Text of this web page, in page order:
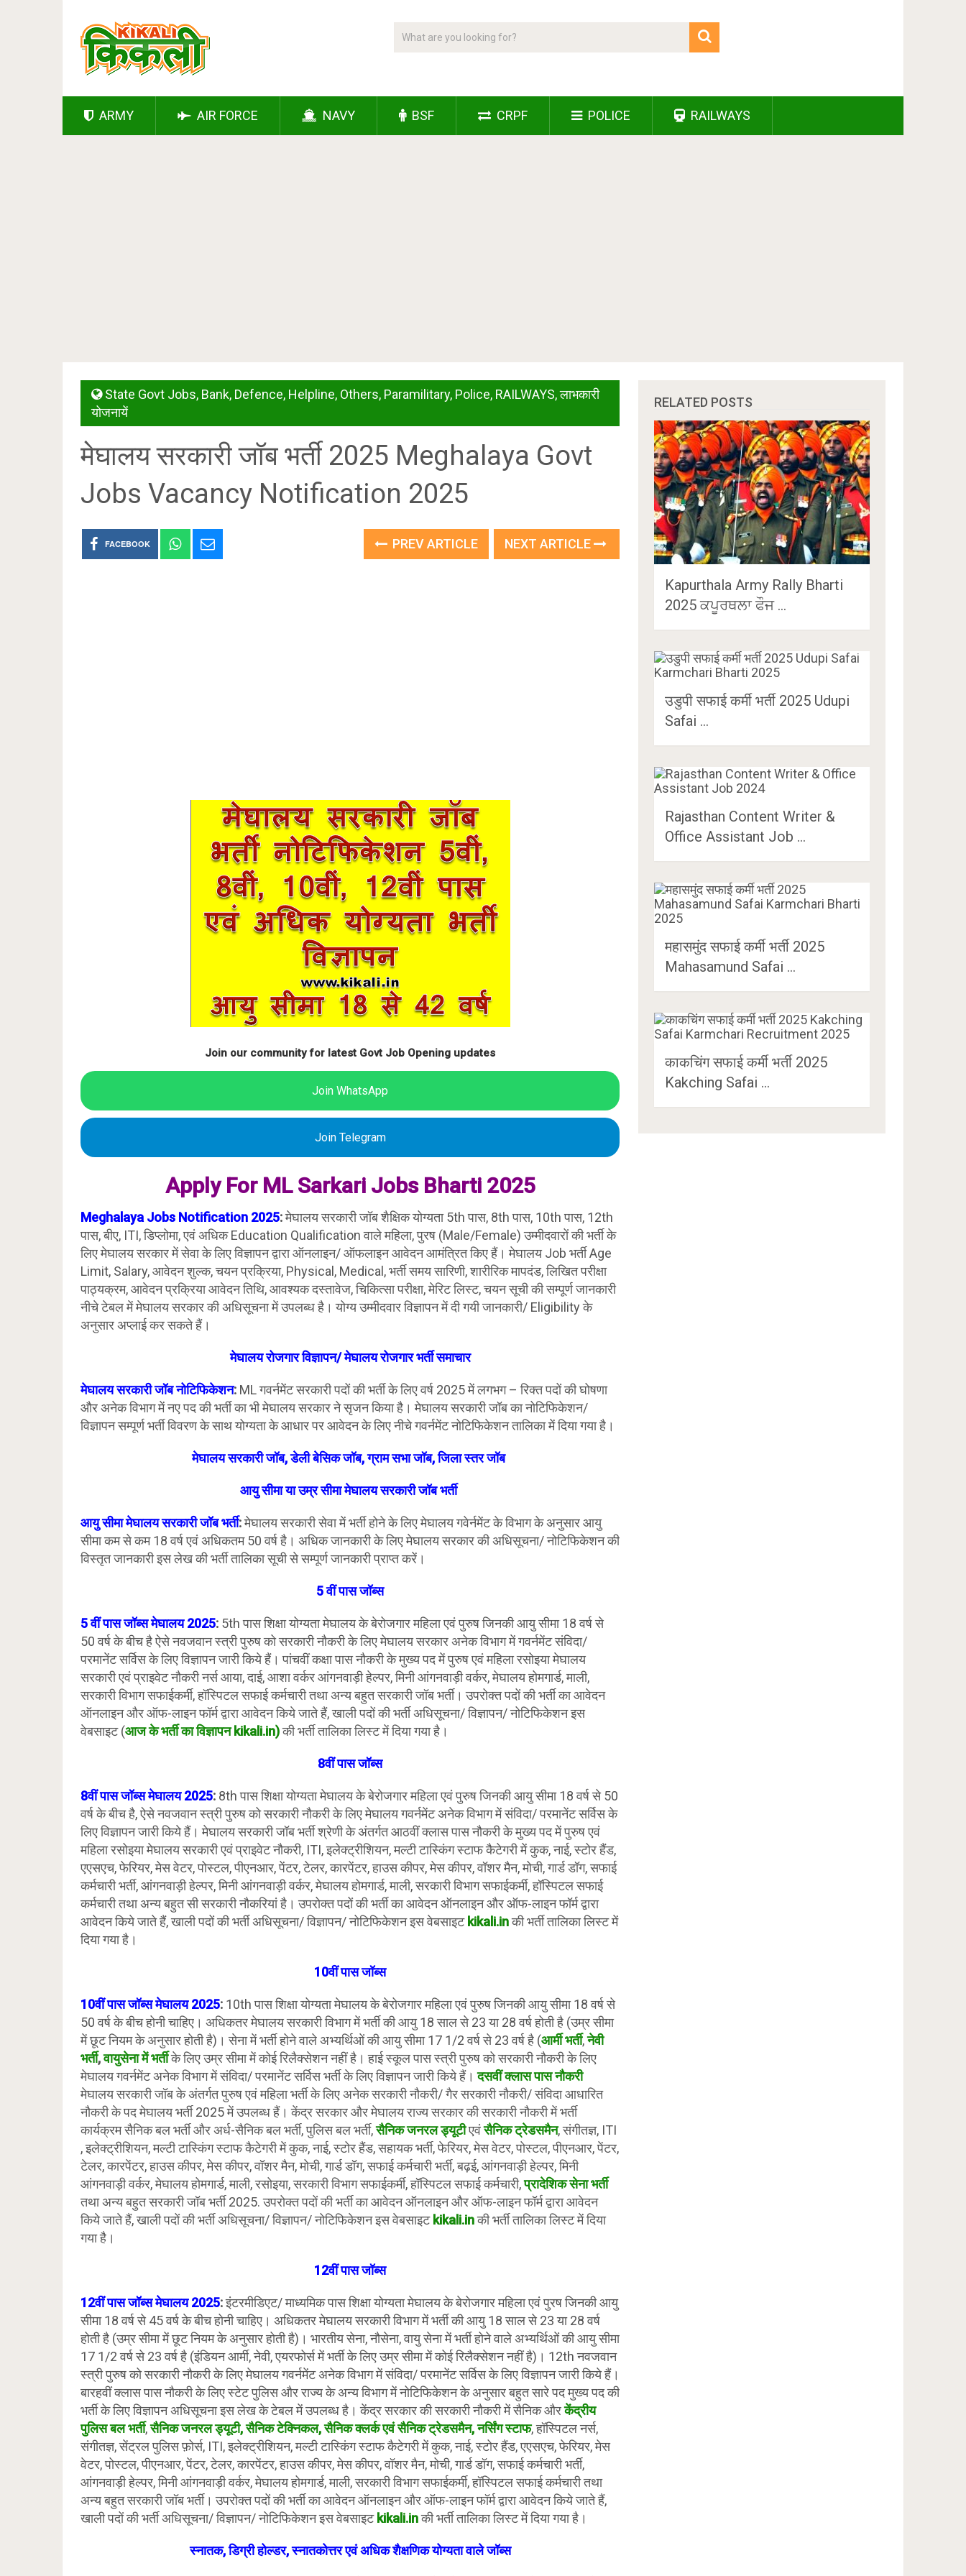
ARMY AIR FORCE NAVY BSF CRPF POLICE RAILWAYS
State Govt Jobs, Bank, Defence, Helpline, Others, Paramilitary, Police, RAILWAYS,लाभकारी
योजनायें
मेघालय सरकारी जॉब भर्ती 2025 Meghalaya Govt
Jobs Vacancy Notification 2025
FACEBOOK PREV ARTICLE NEXT ARTICLE
Join our community for latest Govt Job Opening updates
Join WhatsApp
Join Telegram
Apply For ML Sarkari Jobs Bharti 2025
Meghalaya Jobs Notification 2025:मेघालय सरकारी जॉब शैक्षिक योग्यता 5th पास, 8th पास, 10th पास, 12th
पास, बीए, ITI, डिप्लोमा, एवं अधिक Education Qualification वाले महिला, पुरष (Male/Female) उम्मीदवारों की भर्ती के
लिए मेघालय सरकार में सेवा के लिए विज्ञापन द्वारा ऑनलाइन/ ऑफलाइन आवेदन आमंत्रित किए हैं। मेघालय Job भर्ती Age
Limit, Salary, आवेदन शुल्क, चयन प्रक्रिया, Physical, Medical, भर्ती समय सारिणी, शारीरिक मापदंड, लिखित परीक्षा
पाठ्यक्रम, आवेदन प्रक्रिया आवेदन तिथि, आवश्यक दस्तावेज, चिकित्सा परीक्षा, मेरिट लिस्ट, चयन सूची की सम्पूर्ण जानकारी
नीचे टेबल में मेघालय सरकार की अधिसूचना में उपलब्ध है। योग्य उम्मीदवार विज्ञापन में दी गयी जानकारी/ Eligibility के
अनुसार अप्लाई कर सकते हैं।
मेघालय रोजगार विज्ञापन/मेघालय रोजगार भर्ती समाचार
मेघालयसरकारी जॉब नोटिफिकेशन: ML गवर्नमेंट सरकारी पदों की भर्ती के लिए वर्ष 2025 में लगभग – रिक्त पदों की घोषणा
और अनेक विभाग में नए पद की भर्ती का भी मेघालय सरकार ने सृजन किया है। मेघालय सरकारी जॉब का नोटिफिकेशन/
विज्ञापन सम्पूर्ण भर्ती विवरण के साथ योग्यता के आधार पर आवेदन के लिए नीचे गवर्नमेंट नोटिफिकेशन तालिका में दिया गया है।
मेघालयसरकारी जॉब, डेली बेसिक जॉब, ग्राम सभा जॉब, जिला स्तर जॉब
आयु सीमा या उम्र सीमामेघालयसरकारी जॉब भर्ती
आयु सीमामेघालयसरकारी जॉब भर्ती:मेघालय सरकारी सेवा में भर्ती होने के लिए मेघालय गवेर्नमेंट के विभाग के अनुसार आयु
सीमा कम से कम 18 वर्ष एवं अधिकतम 50 वर्ष है। अधिक जानकारी के लिए मेघालय सरकार की अधिसूचना/ नोटिफिकेशन की
विस्तृत जानकारी इस लेख की भर्ती तालिका सूची से सम्पूर्ण जानकारी प्राप्त करें।
5 वीं पास जॉब्स
5 वीं पास जॉब्समेघालय2025: 5th पास शिक्षा योग्यता मेघालय के बेरोजगार महिला एवं पुरुष जिनकी आयु सीमा 18 वर्ष से
50 वर्ष के बीच है ऐसे नवजवान स्त्री पुरुष को सरकारी नौकरी के लिए मेघालय सरकार अनेक विभाग में गवर्नमेंट संविदा/
परमानेंट सर्विस के लिए विज्ञापन जारी किये हैं। पांचवीं कक्षा पास नौकरी के मुख्य पद में पुरुष एवं महिला रसोइया मेघालय
सरकारी एवं प्राइवेट नौकरी नर्स आया, दाई, आशा वर्कर आंगनवाड़ी हेल्पर, मिनी आंगनवाड़ी वर्कर, मेघालय होमगार्ड, माली,
सरकारी विभाग सफाईकर्मी, हॉस्पिटल सफाई कर्मचारी तथा अन्य बहुत सरकारी जॉब भर्ती। उपरोक्त पदों की भर्ती का आवेदन
ऑनलाइन और ऑफ-लाइन फॉर्म द्वारा आवेदन किये जाते हैं, खाली पदों की भर्ती अधिसूचना/ विज्ञापन/ नोटिफिकेशन इस
वेबसाइट (आज के भर्ती का विज्ञापन kikali.in)की भर्ती तालिका लिस्ट में दिया गया है।
8वीं पास जॉब्स
8वीं पास जॉब्समेघालय2025: 8th पास शिक्षा योग्यता मेघालय के बेरोजगार महिला एवं पुरुष जिनकी आयु सीमा 18 वर्ष से 50
वर्ष के बीच है, ऐसे नवजवान स्त्री पुरुष को सरकारी नौकरी के लिए मेघालय गवर्नमेंट अनेक विभाग में संविदा/ परमानेंट सर्विस के
लिए विज्ञापन जारी किये हैं। मेघालय सरकारी जॉब भर्ती श्रेणी के अंतर्गत आठवीं क्लास पास नौकरी के मुख्य पद में पुरुष एवं
महिला रसोइया मेघालय सरकारी एवं प्राइवेट नौकरी, ITI, इलेक्ट्रीशियन, मल्टी टास्किंग स्टाफ कैटेगरी में कुक, नाई, स्टोर हैंड,
एएसएच, फेरियर, मेस वेटर, पोस्टल, पीएनआर, पेंटर, टेलर, कारपेंटर, हाउस कीपर, मेस कीपर, वॉशर मैन, मोची, गार्ड डॉग, सफाई
कर्मचारी भर्ती, आंगनवाड़ी हेल्पर, मिनी आंगनवाड़ी वर्कर, मेघालय होमगार्ड, माली, सरकारी विभाग सफाईकर्मी, हॉस्पिटल सफाई
कर्मचारी तथा अन्य बहुत सी सरकारी नौकरियां है। उपरोक्त पदों की भर्ती का आवेदन ऑनलाइन और ऑफ-लाइन फॉर्म द्वारा
आवेदन किये जाते हैं, खाली पदों की भर्ती अधिसूचना/ विज्ञापन/ नोटिफिकेशन इस वेबसाइट kikali.inकी भर्ती तालिका लिस्ट में
दिया गया है।
10वीं पास जॉब्स
10वीं पास जॉब्समेघालय2025: 10th पास शिक्षा योग्यता मेघालय के बेरोजगार महिला एवं पुरुष जिनकी आयु सीमा 18 वर्ष से
50 वर्ष के बीच होनी चाहिए। अधिकतर मेघालय सरकारी विभाग में भर्ती की आयु 18 साल से 23 या 28 वर्ष होती है (उम्र सीमा
में छूट नियम के अनुसार होती है)। सेना में भर्ती होने वाले अभ्यर्थिओं की आयु सीमा 17 1/2 वर्ष से 23 वर्ष है (आर्मी भर्ती,नेवी
भर्ती,वायुसेना में भर्तीके लिए उम्र सीमा में कोई रिलैक्सेशन नहीं है। हाई स्कूल पास स्त्री पुरुष को सरकारी नौकरी के लिए
मेघालय गवर्नमेंट अनेक विभाग में संविदा/ परमानेंट सर्विस भर्ती के लिए विज्ञापन जारी किये हैं।दसवीं क्लास पास नौकरी
मेघालय सरकारी जॉब के अंतर्गत पुरुष एवं महिला भर्ती के लिए अनेक सरकारी नौकरी/ गैर सरकारी नौकरी/ संविदा आधारित
नौकरी के पद मेघालय भर्ती 2025 में उपलब्ध हैं। केंद्र सरकार और मेघालय राज्य सरकार की सरकारी नौकरी में भर्ती
कार्यक्रम सैनिक बल भर्ती और अर्ध-सैनिक बल भर्ती, पुलिस बल भर्ती,सैनिक जनरल ड्यूटीएवंसैनिक ट्रेडसमैन, संगीतज्ञ, ITI
, इलेक्ट्रीशियन, मल्टी टास्किंग स्टाफ कैटेगरी में कुक, नाई, स्टोर हैंड, सहायक भर्ती, फेरियर, मेस वेटर, पोस्टल, पीएनआर, पेंटर,
टेलर, कारपेंटर, हाउस कीपर, मेस कीपर, वॉशर मैन, मोची, गार्ड डॉग, सफाई कर्मचारी भर्ती, बढ़ई, आंगनवाड़ी हेल्पर, मिनी
आंगनवाड़ी वर्कर, मेघालय होमगार्ड, माली, रसोइया, सरकारी विभाग सफाईकर्मी, हॉस्पिटल सफाई कर्मचारी,प्रादेशिक सेना भर्ती
तथा अन्य बहुत सरकारी जॉब भर्ती 2025. उपरोक्त पदों की भर्ती का आवेदन ऑनलाइन और ऑफ-लाइन फॉर्म द्वारा आवेदन
किये जाते हैं, खाली पदों की भर्ती अधिसूचना/ विज्ञापन/ नोटिफिकेशन इस वेबसाइट kikali.inकी भर्ती तालिका लिस्ट में दिया
गया है।
12वीं पास जॉब्स
12वीं पास जॉब्समेघालय 2025:इंटरमीडिएट/ माध्यमिक पास शिक्षा योग्यता मेघालय के बेरोजगार महिला एवं पुरष जिनकी आयु
सीमा 18 वर्ष से 45 वर्ष के बीच होनी चाहिए। अधिकतर मेघालय सरकारी विभाग में भर्ती की आयु 18 साल से 23 या 28 वर्ष
होती है (उम्र सीमा में छूट नियम के अनुसार होती है)। भारतीय सेना, नौसेना, वायु सेना में भर्ती होने वाले अभ्यर्थिओं की आयु सीमा
17 1/2 वर्ष से 23 वर्ष है (इंडियन आर्मी, नेवी, एयरफोर्स में भर्ती के लिए उम्र सीमा में कोई रिलैक्सेशन नहीं है)। 12th नवजवान
स्त्री पुरुष को सरकारी नौकरी के लिए मेघालय गवर्नमेंट अनेक विभाग में संविदा/ परमानेंट सर्विस के लिए विज्ञापन जारी किये हैं।
बारहवीं क्लास पास नौकरी के लिए स्टेट पुलिस और राज्य के अन्य विभाग में नोटिफिकेशन के अनुसार बहुत सारे पद मुख्य पद की
भर्ती के लिए विज्ञापन अधिसूचना इस लेख के टेबल में उपलब्ध है। केंद्र सरकार की सरकारी नौकरी में सैनिक औरकेंद्रीय
पुलिस बल भर्ती,सैनिक जनरल ड्यूटी, सैनिक टेक्निकल, सैनिक क्लर्क एवं सैनिक ट्रेडसमैन, नर्सिंग स्टाफ, हॉस्पिटल नर्स,
संगीतज्ञ, सेंट्रल पुलिस फ़ोर्स, ITI, इलेक्ट्रीशियन, मल्टी टास्किंग स्टाफ कैटेगरी में कुक, नाई, स्टोर हैंड, एएसएच, फेरियर, मेस
वेटर, पोस्टल, पीएनआर, पेंटर, टेलर, कारपेंटर, हाउस कीपर, मेस कीपर, वॉशर मैन, मोची, गार्ड डॉग, सफाई कर्मचारी भर्ती,
आंगनवाड़ी हेल्पर, मिनी आंगनवाड़ी वर्कर, मेघालय होमगार्ड, माली, सरकारी विभाग सफाईकर्मी, हॉस्पिटल सफाई कर्मचारी तथा
अन्य बहुत सरकारी जॉब भर्ती। उपरोक्त पदों की भर्ती का आवेदन ऑनलाइन और ऑफ-लाइन फॉर्म द्वारा आवेदन किये जाते हैं,
खाली पदों की भर्ती अधिसूचना/ विज्ञापन/ नोटिफिकेशन इस वेबसाइट kikali.inकी भर्ती तालिका लिस्ट में दिया गया है।
स्नातक, डिग्री होल्डर, स्नातकोत्तर एवं अधिक शैक्षणिक योग्यता वालेजॉब्स
RELATED POSTS
Kapurthala Army Rally Bharti
2025 ਕਪੂਰਥਲਾ ਫੌਜ …
उडुपी सफाई कर्मी भर्ती 2025 Udupi
Safai …
Rajasthan Content Writer &
Office Assistant Job …
महासमुंद सफाई कर्मी भर्ती 2025
Mahasamund Safai …
काकचिंग सफाई कर्मी भर्ती 2025
Kakching Safai …